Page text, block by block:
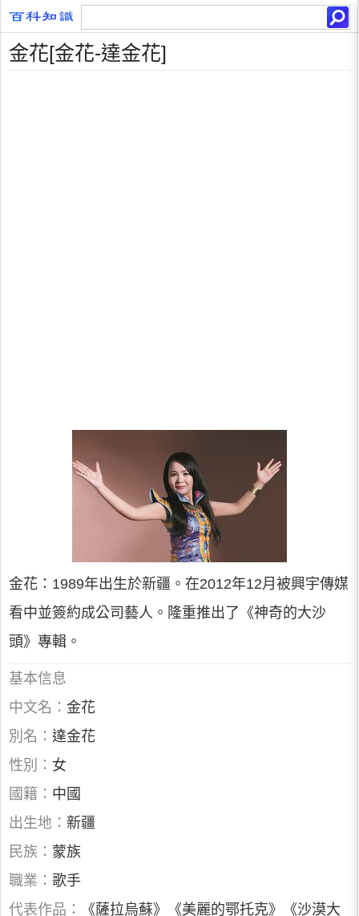
金花[金花-達金花]
金花：1989年出生於新疆。在2012年12月被興宇傳媒
看中並簽約成公司藝人。隆重推出了《神奇的大沙
頭》專輯。
基本信息
中文名： 金花
別名： 達金花
性別： 女
國籍： 中國
出生地： 新疆
民族： 蒙族
職業： 歌手
代表作品：
《薩拉烏蘇》《美麗的鄂托克》《沙漠大